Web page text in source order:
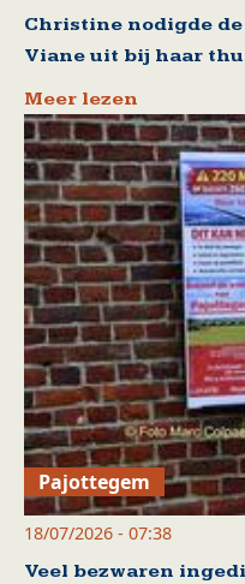
Christine nodigde de
Viane uit bij haar
Meer lezen
Pajottegem
18/07/2026 - 07:38
Veel bezwaren